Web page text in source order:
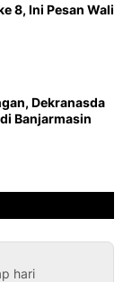
8, Ini Pesan Wali
Dekranasda
Banjarmasin
hari